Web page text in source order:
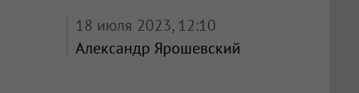
18 июля 2023, 12:10
Александр Ярошевский